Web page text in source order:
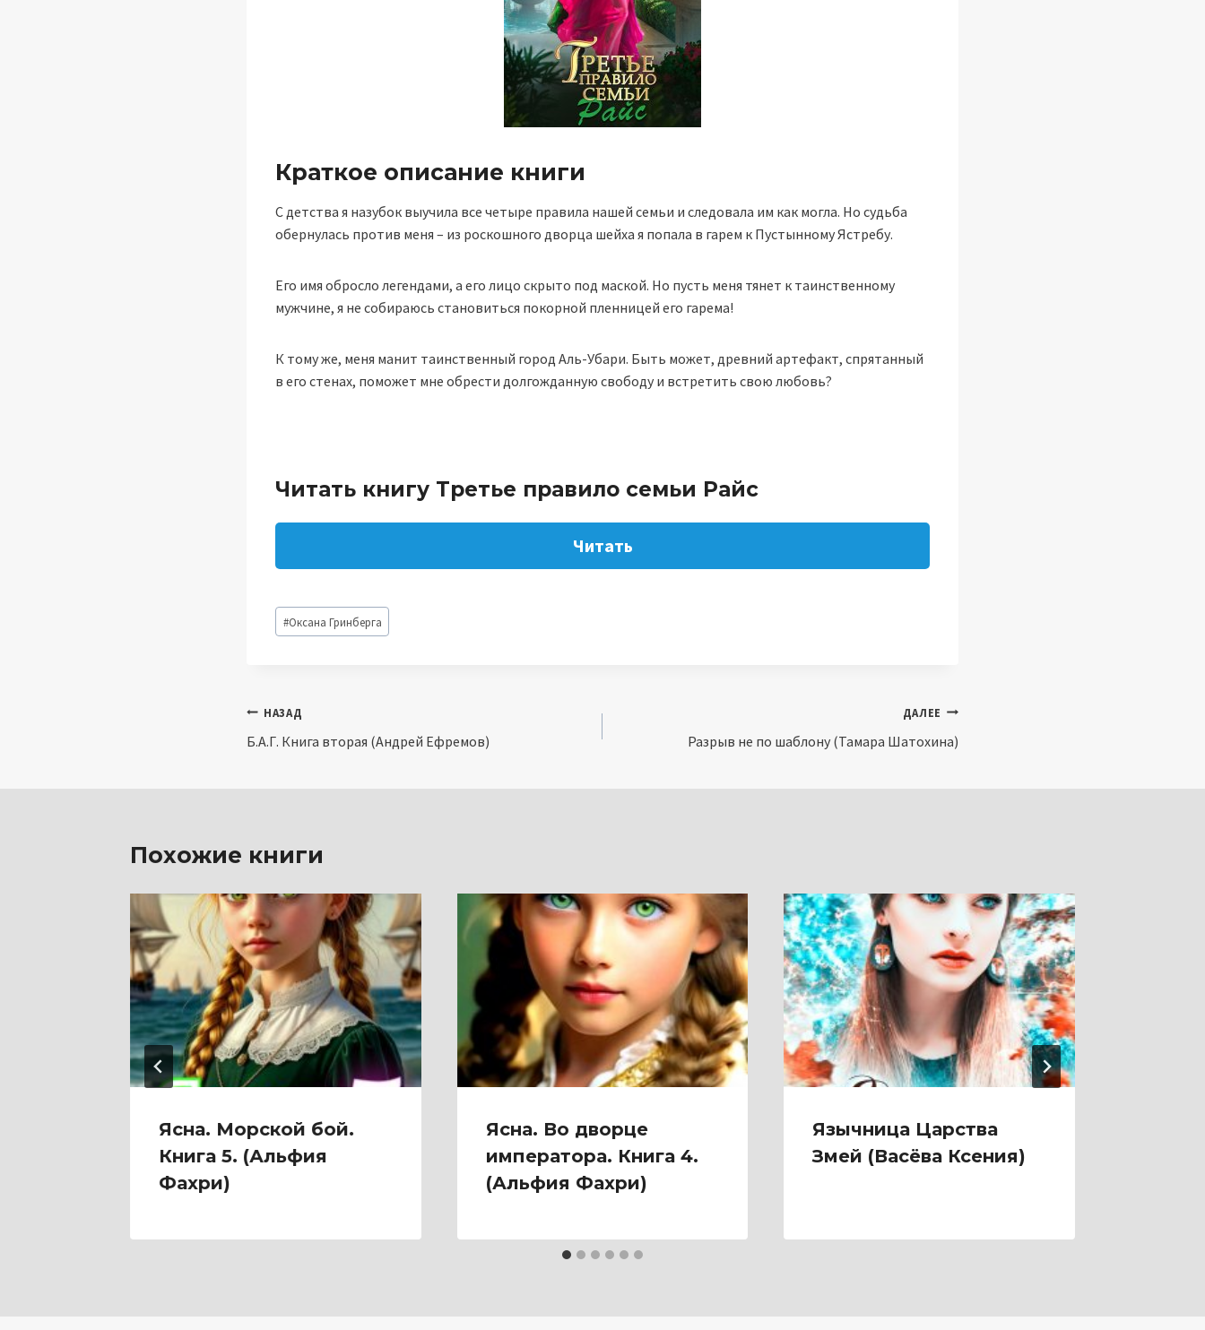
Краткое описание книги
С детства я назубок выучила все четыре правила нашей семьи и следовала им как могла. Но судьба
обернулась против меня – из роскошного дворца шейха я попала в гарем к Пустынному Ястребу.
Его имя обросло легендами, а его лицо скрыто под маской. Но пусть меня тянет к таинственному
мужчине, я не собираюсь становиться покорной пленницей его гарема!
К тому же, меня манит таинственный город Аль-Убари. Быть может, древний артефакт, спрятанный
в его стенах, поможет мне обрести долгожданную свободу и встретить свою любовь?
Читать книгу Третье правило семьи Райс
Читать
Метки
записи:
#Оксана Гринберга
Навигация
по
НАЗАД
Б.А.Г. Книга вторая (Андрей Ефремов)
ДАЛЕЕ
Разрыв не по шаблону (Тамара Шатохина)
Похожие книги
Ясна. Морской бой.
Книга 5. (Альфия
Фахри)
Ясна. Во дворце
императора. Книга 4.
(Альфия Фахри)
Язычница Царства
Змей (Васёва Ксения)